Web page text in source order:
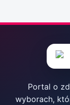
Portal o
wyborach,